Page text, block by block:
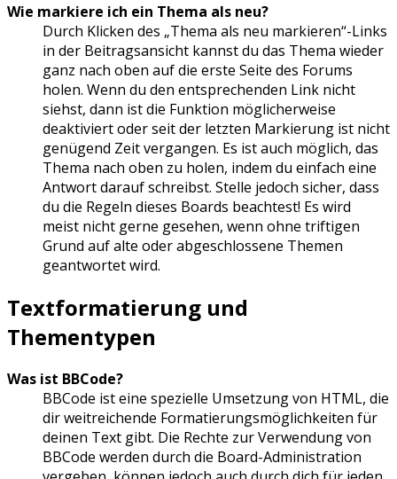
Wie markiere ich ein Thema als neu?
Durch Klicken des „Thema als neu markieren“-Links
in der Beitragsansicht kannst du das Thema wieder
ganz nach oben auf die erste Seite des Forums
holen. Wenn du den entsprechenden Link nicht
siehst, dann ist die Funktion möglicherweise
deaktiviert oder seit der letzten Markierung ist nicht
genügend Zeit vergangen. Es ist auch möglich, das
Thema nach oben zu holen, indem du einfach eine
Antwort darauf schreibst. Stelle jedoch sicher, dass
du die Regeln dieses Boards beachtest! Es wird
meist nicht gerne gesehen, wenn ohne triftigen
Grund auf alte oder abgeschlossene Themen
geantwortet wird.
Textformatierung und
Thementypen
Was ist BBCode?
BBCode ist eine spezielle Umsetzung von HTML, die
dir weitreichende Formatierungsmöglichkeiten für
deinen Text gibt. Die Rechte zur Verwendung von
BBCode werden durch die Board-Administration